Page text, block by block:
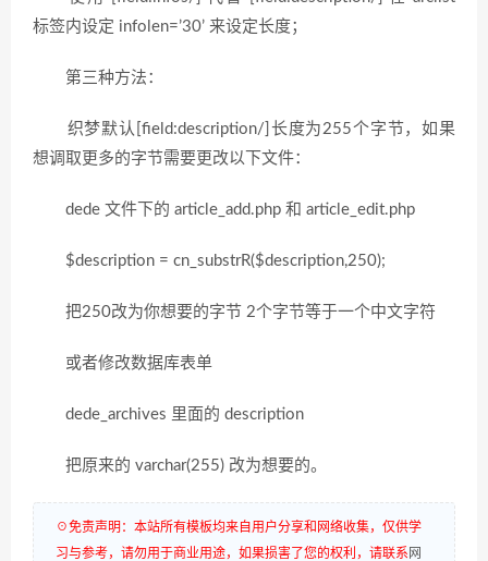
标签内设定 infolen=’30’ 来设定长度；
第三种方法：
织梦默认[field:description/]长度为255个字节，如果
想调取更多的字节需要更改以下文件：
dede 文件下的 article_add.php 和 article_edit.php
$description = cn_substrR($description,250);
把250改为你想要的字节 2个字节等于一个中文字符
或者修改数据库表单
dede_archives 里面的 description
把原来的 varchar(255) 改为想要的。
☉免责声明：本站所有模板均来自用户分享和网络收集，仅供学
习与参考，请勿用于商业用途，如果损害了您的权利，请联系 网